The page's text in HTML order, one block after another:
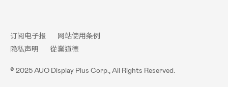
订阅电子报
网站使用条例
隐私声明
從業道德
© 2025 AUO Display Plus Corp., All Rights Reserved.